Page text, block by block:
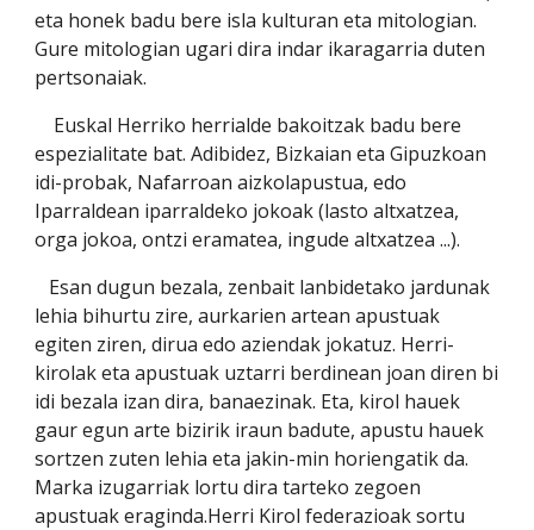
eta honek badu bere isla kulturan eta mitologian.
Gure mitologian ugari dira indar ikaragarria duten
pertsonaiak.
espezialitate bat. Adibidez, Bizkaian eta Gipuzkoan
idi-probak, Nafarroan aizkolapustua, edo
Iparraldean iparraldeko jokoak (lasto altxatzea,
orga jokoa, ontzi eramatea, ingude altxatzea ...).
lehia bihurtu zire, aurkarien artean apustuak
egiten ziren, dirua edo aziendak jokatuz. Herri-
kirolak eta apustuak uztarri berdinean joan diren bi
idi bezala izan dira, banaezinak. Eta, kirol hauek
gaur egun arte bizirik iraun badute, apustu hauek
sortzen zuten lehia eta jakin-min horiengatik da.
Marka izugarriak lortu dira tarteko zegoen
apustuak eraginda.Herri Kirol federazioak sortu